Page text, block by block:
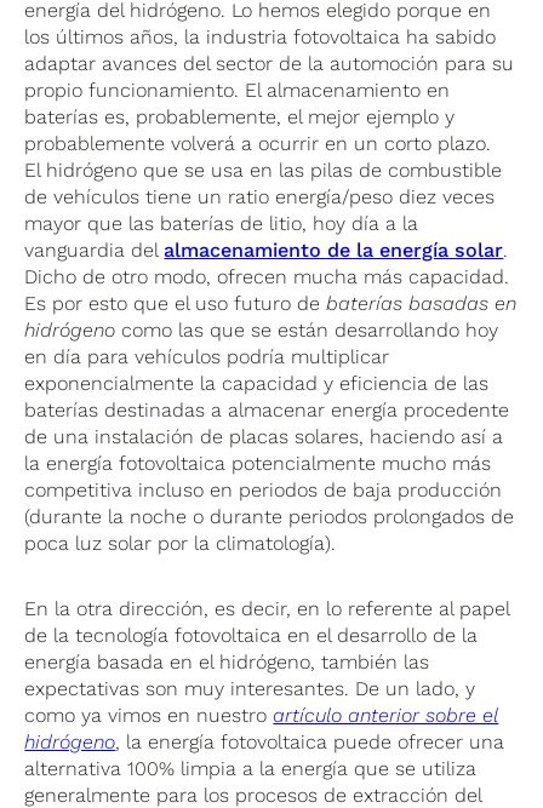
energía del hidrógeno. Lo hemos elegido porque en
los últimos años, la industria fotovoltaica ha sabido
adaptar avances del sector de la automoción para su
propio funcionamiento. El almacenamiento en
baterías es, probablemente, el mejor ejemplo y
probablemente volverá a ocurrir en un corto plazo.
El hidrógeno que se usa en las pilas de combustible
de vehículos tiene un ratio energía/peso diez veces
mayor que las baterías de litio, hoy día a la
vanguardia del almacenamiento de la energía solar.
Dicho de otro modo, ofrecen mucha más capacidad.
Es por esto que el uso futuro debaterías basadas en
hidrógeno como las que se están desarrollando hoy
en día para vehículos podría multiplicar
exponencialmente la capacidad y eficiencia de las
baterías destinadas a almacenar energía procedente
de una instalación de placas solares, haciendo así a
la energía fotovoltaica potencialmente mucho más
competitiva incluso en periodos de baja producción
(durante la noche o durante periodos prolongados de
poca luz solar por la climatología).
En la otra dirección, es decir, en lo referente al papel
de la tecnología fotovoltaica en el desarrollo de la
energía basada en el hidrógeno, también las
expectativas son muy interesantes. De un lado, y
como ya vimos en nuestroartículo anterior sobre el
hidrógeno, la energía fotovoltaica puede ofrecer una
alternativa 100% limpia a la energía que se utiliza
generalmente para los procesos de extracción del